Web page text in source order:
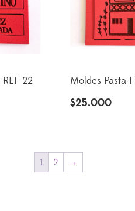
22 Moldes Pasta
$25.000
1 2 →